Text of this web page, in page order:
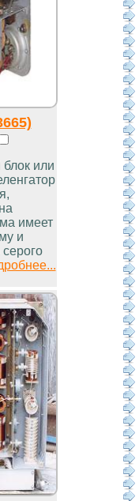
или
имеет
и